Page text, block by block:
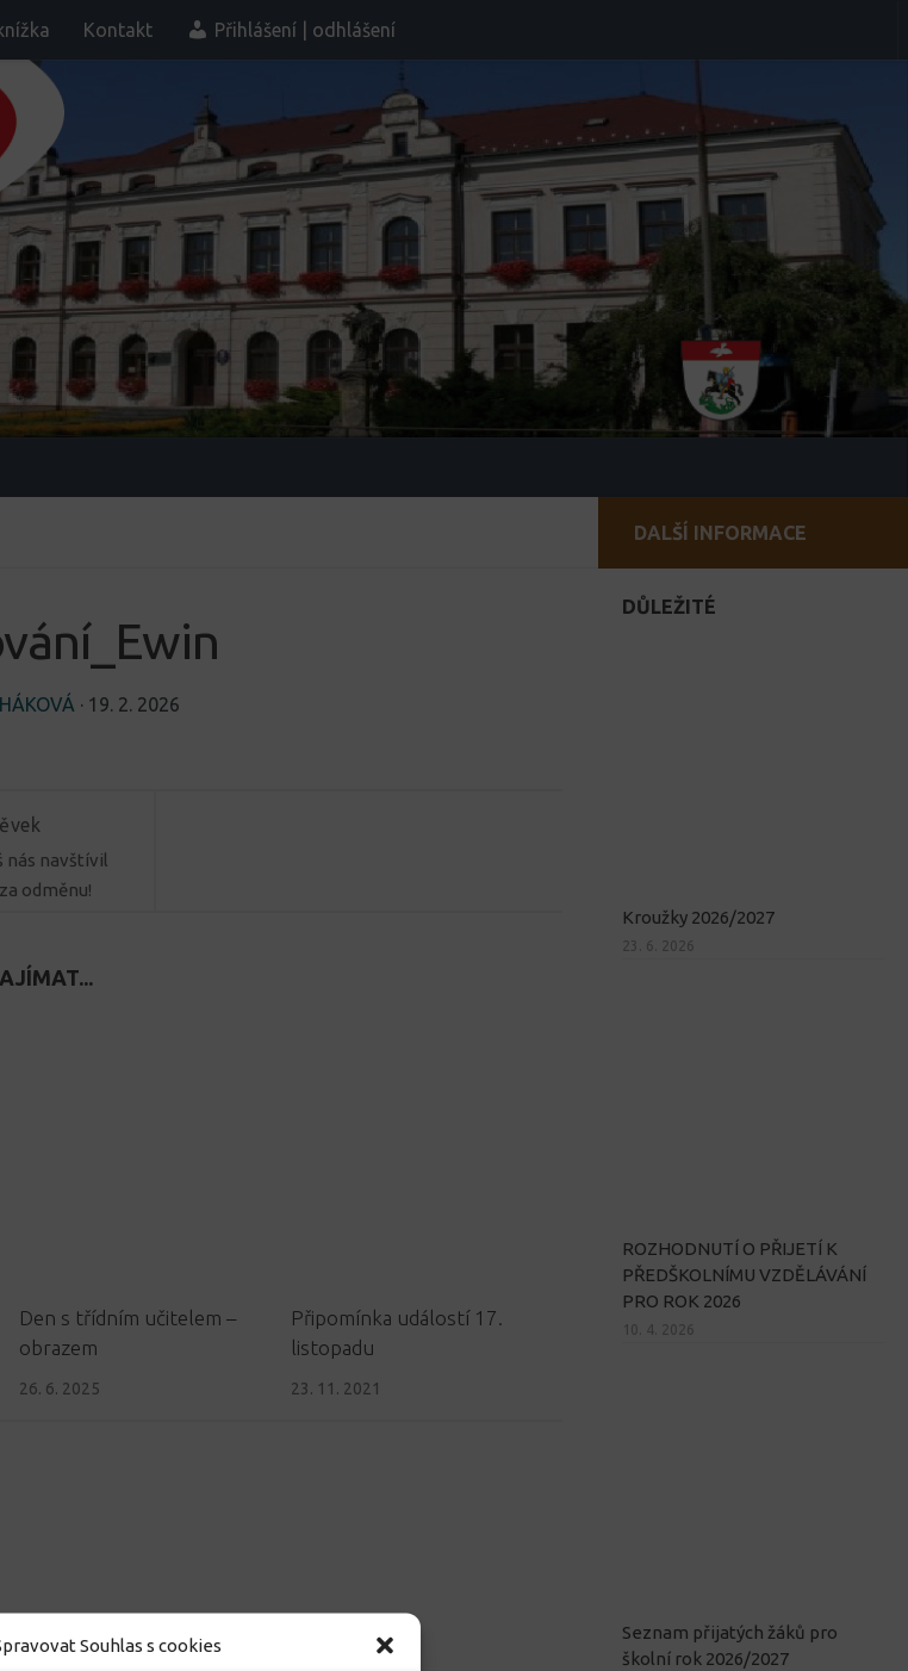
Souhlas s cookies
Kontakt Přihlášení | odhlášení
· 19. 2. 2026
navštívil
odměnu!
Den s třídním učitelem –
obrazem
26. 6. 2025
Připomínka událostí 17.
listopadu
23. 11. 2021
DALŠÍ INFORMACE
DŮLEŽITÉ
Kroužky 2026/2027
23. 6. 2026
ROZHODNUTÍ O PŘIJETÍ K
PŘEDŠKOLNÍMU VZDĚLÁVÁNÍ
PRO ROK 2026
10. 4. 2026
Seznam přijatých žáků pro
školní rok 2026/2027